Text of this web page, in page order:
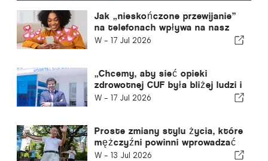
Jak „nieskończone przewijanie”
na telefonach wpływa na nasz
mózg?
W - 17 Jul 2026
„Chcemy, aby sieć opieki
zdrowotnej CUF była bliżej ludzi i
społeczności, którym służymy”
W - 17 Jul 2026
Proste zmiany stylu życia, które
mężczyźni powinni wprowadzać
co dziesięć lat, według lekarza
W - 13 Jul 2026